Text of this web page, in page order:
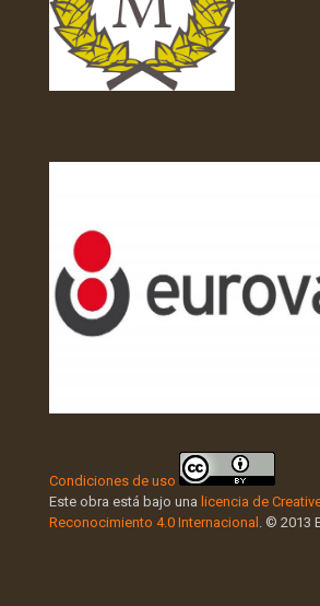
Condiciones de uso
Este obra está bajo una licencia de
Reconocimiento 4.0 Internacional
. © 2013